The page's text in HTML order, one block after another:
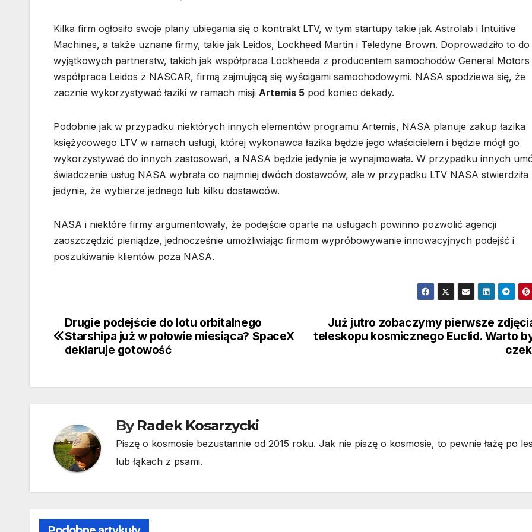
Kilka firm ogłosiło swoje plany ubiegania się o kontrakt LTV, w tym startupy takie jak Astrolab i Intuitive
Machines, a także uznane firmy, takie jak Leidos, Lockheed Martin i Teledyne Brown. Doprowadziło to do
wyjątkowych partnerstw, takich jak współpraca Lockheeda z producentem samochodów General Motors
współpraca Leidos z NASCAR, firmą zajmującą się wyścigami samochodowymi. NASA spodziewa się, że
zacznie wykorzystywać łaziki w ramach misji Artemis 5 pod koniec dekady.
Podobnie jak w przypadku niektórych innych elementów programu Artemis, NASA planuje zakup łazika
księżycowego LTV w ramach usługi, której wykonawca łazika będzie jego właścicielem i będzie mógł go
wykorzystywać do innych zastosowań, a NASA będzie jedynie je wynajmowała. W przypadku innych
świadczenie usług NASA wybrała co najmniej dwóch dostawców, ale w przypadku LTV NASA stwierdziła
jedynie, że wybierze jednego lub kilku dostawców.
NASA i niektóre firmy argumentowały, że podejście oparte na usługach powinno pozwolić agencji
zaoszczędzić pieniądze, jednocześnie umożliwiając firmom wypróbowywanie innowacyjnych podejść i
poszukiwanie klientów poza NASA.
Nawigacja
wpisu
Już jutro zobaczymy pierwsze
teleskopu kosmicznego Euclid. Warto
Drugie podejście do lotu orbitalnego
Starshipa już w połowie miesiąca? SpaceX
deklaruje gotowość
ByRadek Kosarzycki
Piszę o kosmosie bezustannie od 2015 roku. Jak nie piszę o kosmosie, to pewnie łażę po
lub łąkach z psami.